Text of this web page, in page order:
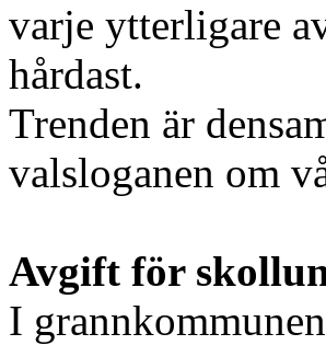
varje ytterligare
hårdast.
Trenden är
valsloganen om
Avgift för
I